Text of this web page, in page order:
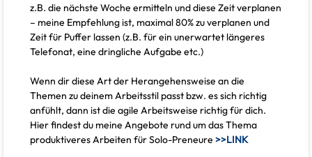
z.B. die nächste Woche ermitteln und diese Zeit verplanen
– meine Empfehlung ist, maximal 80% zu verplanen und
Zeit für Puffer lassen (z.B. für ein unerwartet längeres
Telefonat, eine dringliche Aufgabe etc.)
Wenn dir diese Art der Herangehensweise an die
Themen zu deinem Arbeitsstil passt bzw. es sich richtig
anfühlt, dann ist die agile Arbeitsweise richtig für dich.
Hier findest du meine Angebote rund um das Thema
produktiveres Arbeiten für Solo-Preneure >>LINK